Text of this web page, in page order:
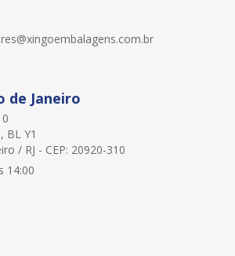
de Janeiro
BL Y1
/ RJ - CEP: 20920-310
14:00